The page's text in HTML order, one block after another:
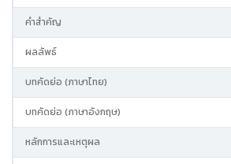
คำสำคัญ
ผลลัพธ์
บทคัดย่อ (ภาษาไทย)
บทคัดย่อ (ภาษาอังกฤษ)
หลักการและเหตุผล